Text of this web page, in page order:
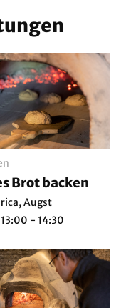
Brot backen
Augst
- 14:30